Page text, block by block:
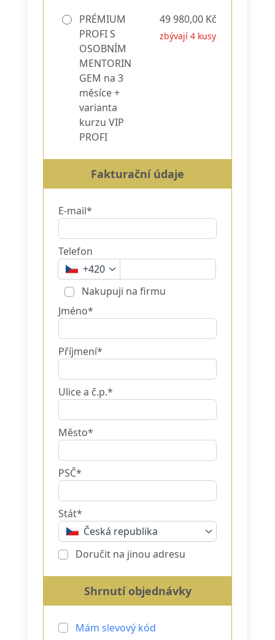
PRÉMIUM
PROFI S
OSOBNÍM
MENTORIN
GEM na 3
měsíce +
varianta
kurzu VIP
PROFI
zbývají 4 kusy
49 980,00 Kč
Fakturační údaje
E-mail*
Telefon
+420
Nakupuji na firmu
Jméno*
Příjmení*
Ulice a č.p.*
Město*
PSČ*
Stát*
Česká republika
Doručit na jinou adresu
Shrnutí objednávky
Mám slevový kód